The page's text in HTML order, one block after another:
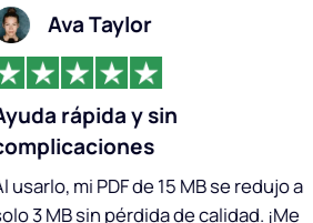
Ava Taylor
rápida y sin
mi PDF de 15 MB se redujo a
sin pérdida de calidad. ¡Me